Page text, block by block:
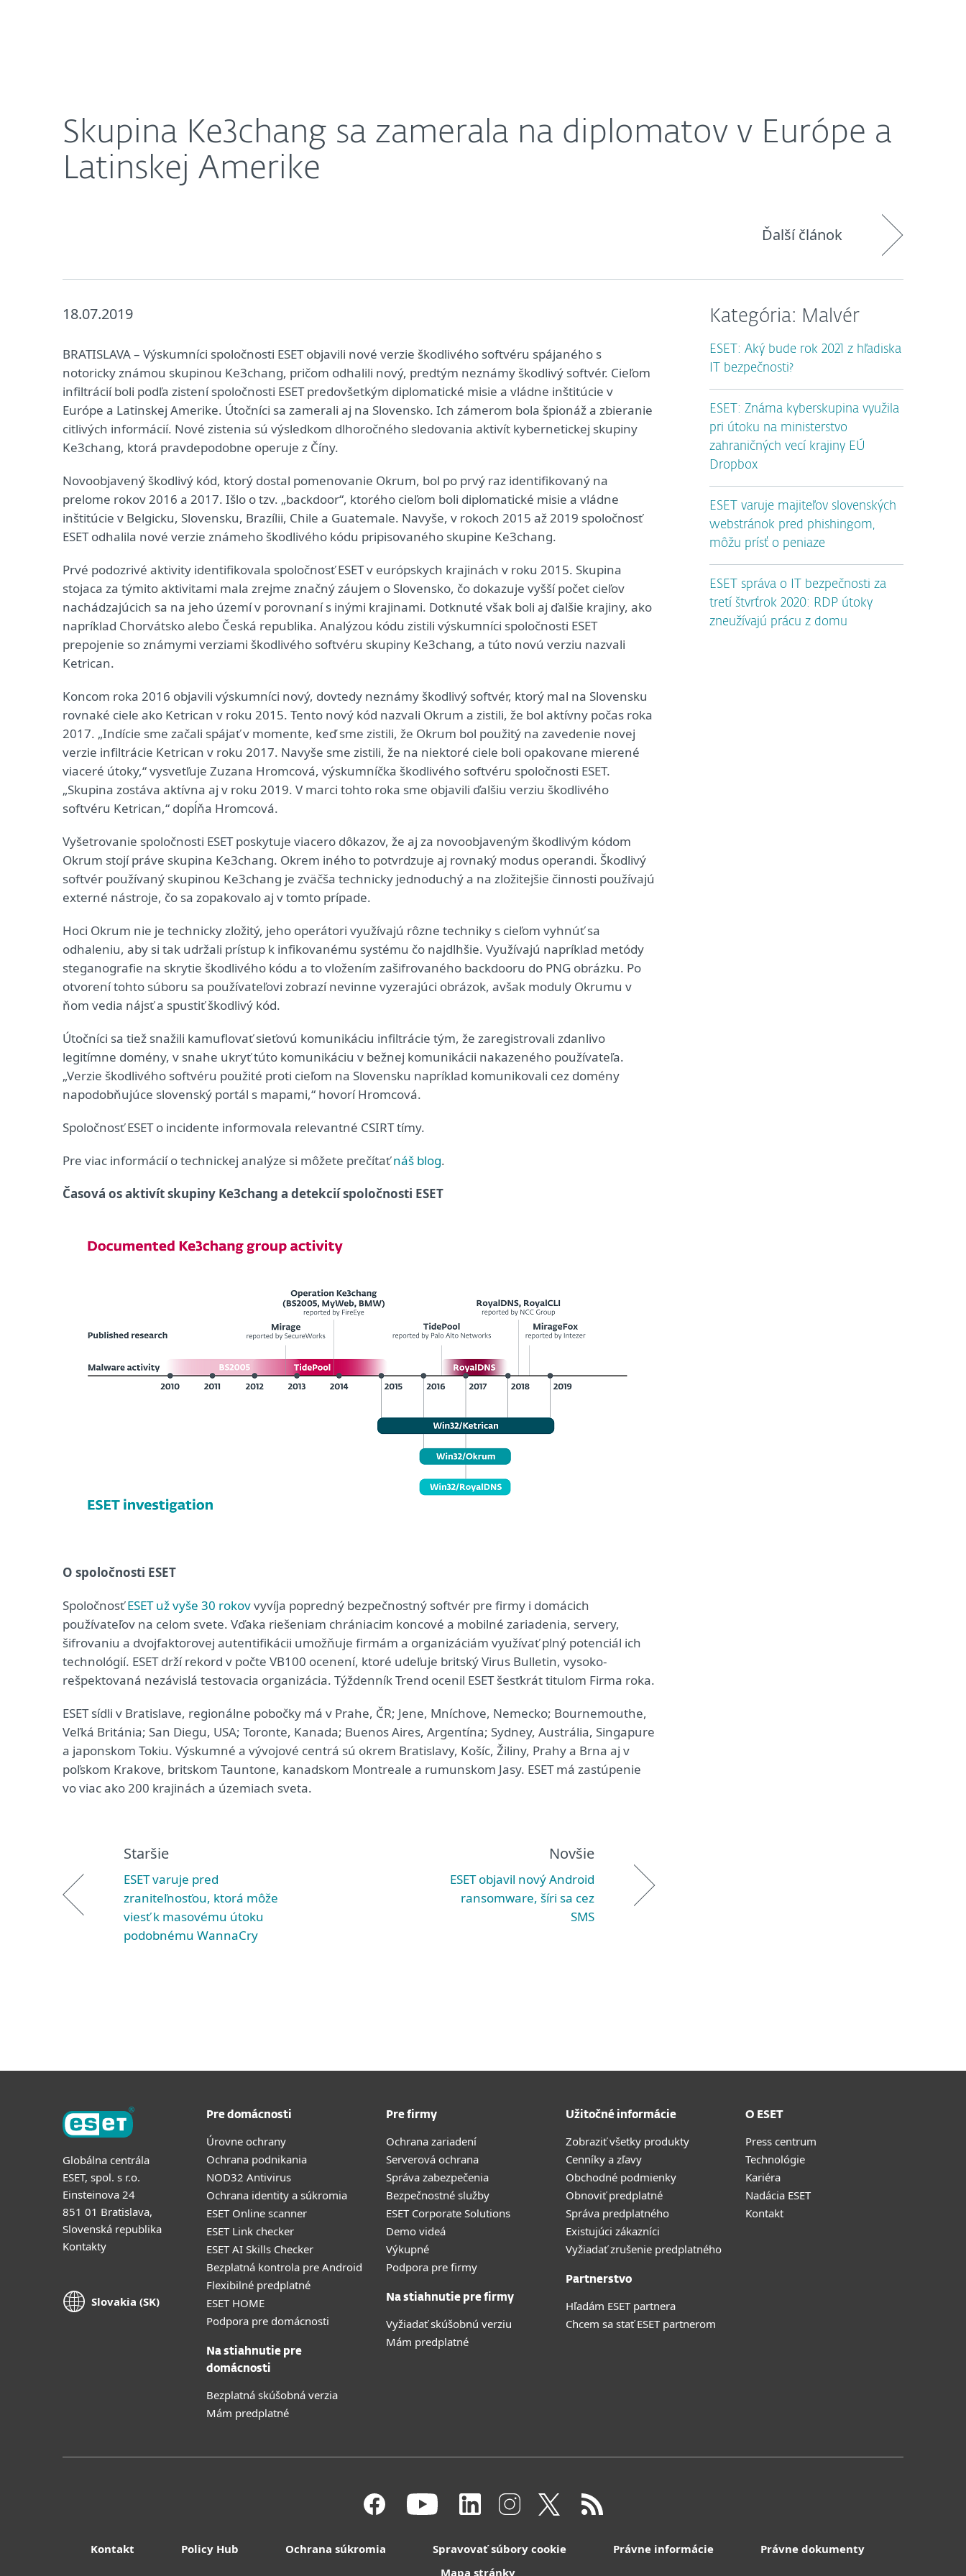
Skupina Ke3chang sa zamerala na diplomatov v Európe a
Latinskej Amerike
Ďalší článok
18.07.2019
BRATISLAVA – Výskumníci spoločnosti ESET objavili nové verzie škodlivého softvéru spájaného s
notoricky známou skupinou Ke3chang, pričom odhalili nový, predtým neznámy škodlivý softvér. Cieľom
infiltrácií boli podľa zistení spoločnosti ESET predovšetkým diplomatické misie a vládne inštitúcie v
Európe a Latinskej Amerike. Útočníci sa zamerali aj na Slovensko. Ich zámerom bola špionáž a zbieranie
citlivých informácií. Nové zistenia sú výsledkom dlhoročného sledovania aktivít kybernetickej skupiny
Ke3chang, ktorá pravdepodobne operuje z Číny.
Novoobjavený škodlivý kód, ktorý dostal pomenovanie Okrum, bol po prvý raz identifikovaný na
prelome rokov 2016 a 2017. Išlo o tzv. „backdoor“, ktorého cieľom boli diplomatické misie a vládne
inštitúcie v Belgicku, Slovensku, Brazílii, Chile a Guatemale. Navyše, v rokoch 2015 až 2019 spoločnosť
ESET odhalila nové verzie známeho škodlivého kódu pripisovaného skupine Ke3chang.
Prvé podozrivé aktivity identifikovala spoločnosť ESET v európskych krajinách v roku 2015. Skupina
stojaca za týmito aktivitami mala zrejme značný záujem o Slovensko, čo dokazuje vyšší počet cieľov
nachádzajúcich sa na jeho území v porovnaní s inými krajinami. Dotknuté však boli aj ďalšie krajiny, ako
napríklad Chorvátsko alebo Česká republika. Analýzou kódu zistili výskumníci spoločnosti ESET
prepojenie so známymi verziami škodlivého softvéru skupiny Ke3chang, a túto novú verziu nazvali
Ketrican.
Koncom roka 2016 objavili výskumníci nový, dovtedy neznámy škodlivý softvér, ktorý mal na Slovensku
rovnaké ciele ako Ketrican v roku 2015. Tento nový kód nazvali Okrum a zistili, že bol aktívny počas roka
2017. „Indície sme začali spájať v momente, keď sme zistili, že Okrum bol použitý na zavedenie novej
verzie infiltrácie Ketrican v roku 2017. Navyše sme zistili, že na niektoré ciele boli opakovane mierené
viaceré útoky,“ vysvetľuje Zuzana Hromcová, výskumníčka škodlivého softvéru spoločnosti ESET.
„Skupina zostáva aktívna aj v roku 2019. V marci tohto roka sme objavili ďalšiu verziu škodlivého
softvéru Ketrican,“ dopĺňa Hromcová.
Vyšetrovanie spoločnosti ESET poskytuje viacero dôkazov, že aj za novoobjaveným škodlivým kódom
Okrum stojí práve skupina Ke3chang. Okrem iného to potvrdzuje aj rovnaký modus operandi. Škodlivý
softvér používaný skupinou Ke3chang je zväčša technicky jednoduchý a na zložitejšie činnosti používajú
externé nástroje, čo sa zopakovalo aj v tomto prípade.
Hoci Okrum nie je technicky zložitý, jeho operátori využívajú rôzne techniky s cieľom vyhnúť sa
odhaleniu, aby si tak udržali prístup k infikovanému systému čo najdlhšie. Využívajú napríklad metódy
steganografie na skrytie škodlivého kódu a to vložením zašifrovaného backdooru do PNG obrázku. Po
otvorení tohto súboru sa používateľovi zobrazí nevinne vyzerajúci obrázok, avšak moduly Okrumu v
ňom vedia nájsť a spustiť škodlivý kód.
Útočníci sa tiež snažili kamuflovať sieťovú komunikáciu infiltrácie tým, že zaregistrovali zdanlivo
legitímne domény, v snahe ukryť túto komunikáciu v bežnej komunikácii nakazeného používateľa.
„Verzie škodlivého softvéru použité proti cieľom na Slovensku napríklad komunikovali cez domény
napodobňujúce slovenský portál s mapami,“ hovorí Hromcová.
Spoločnosť ESET o incidente informovala relevantné CSIRT tímy.
Pre viac informácií o technickej analýze si môžete prečítaťnáš blog.
Časová os aktivít skupiny Ke3chang a detekcií spoločnosti ESET
O spoločnosti ESET
SpoločnosťESET už vyše 30 rokovvyvíja popredný bezpečnostný softvér pre firmy i domácich
používateľov na celom svete. Vďaka riešeniam chrániacim koncové a mobilné zariadenia, servery,
šifrovaniu a dvojfaktorovej autentifikácii umožňuje firmám a organizáciám využívať plný potenciál ich
technológií. ESET drží rekord v počte VB100 ocenení, ktoré udeľuje britský Virus Bulletin, vysoko-
rešpektovaná nezávislá testovacia organizácia. Týždenník Trend ocenil ESET šesťkrát titulom Firma roka.
ESET sídli v Bratislave, regionálne pobočky má v Prahe, ČR; Jene, Mníchove, Nemecko; Bournemouthe,
Veľká Británia; San Diegu, USA; Toronte, Kanada; Buenos Aires, Argentína; Sydney, Austrália, Singapure
a japonskom Tokiu. Výskumné a vývojové centrá sú okrem Bratislavy, Košíc, Žiliny, Prahy a Brna aj v
poľskom Krakove, britskom Tauntone, kanadskom Montreale a rumunskom Jasy. ESET má zastúpenie
vo viac ako 200 krajinách a územiach sveta.
Staršie
ESET varuje pred
zraniteľnosťou, ktorá môže
viesť k masovému útoku
podobnému WannaCry
Novšie
ESET objavil nový Android
ransomware, šíri sa cez
SMS
Kategória: Malvér
ESET: Aký bude rok 2021 z hľadiska
IT bezpečnosti?
ESET: Známa kyberskupina využila
pri útoku na ministerstvo
zahraničných vecí krajiny EÚ
Dropbox
ESET varuje majiteľov slovenských
webstránok pred phishingom,
môžu prísť o peniaze
ESET správa o IT bezpečnosti za
tretí štvrťrok 2020: RDP útoky
zneužívajú prácu z domu
Globálna centrála
ESET, spol. s r.o.
Einsteinova 24
851 01 Bratislava,
Slovenská republika
Kontakty
Slovakia (SK)
Pre domácnosti
Úrovne ochrany
Ochrana podnikania
NOD32 Antivirus
Ochrana identity a súkromia
ESET Online scanner
ESET Link checker
ESET AI Skills Checker
Bezplatná kontrola pre Android
Flexibilné predplatné
ESET HOME
Podpora pre domácnosti
Na stiahnutie pre
domácnosti
Bezplatná skúšobná verzia
Mám predplatné
Pre firmy
Ochrana zariadení
Serverová ochrana
Správa zabezpečenia
Bezpečnostné služby
ESET Corporate Solutions
Demo videá
Výkupné
Podpora pre firmy
Na stiahnutie pre firmy
Vyžiadať skúšobnú verziu
Mám predplatné
Užitočné informácie
Zobraziť všetky produkty
Cenníky a zľavy
Obchodné podmienky
Obnoviť predplatné
Správa predplatného
Existujúci zákazníci
Vyžiadať zrušenie predplatného
Partnerstvo
Hľadám ESET partnera
Chcem sa stať ESET partnerom
O ESET
Press centrum
Technológie
Kariéra
Nadácia ESET
Kontakt
Kontakt Policy Hub Ochrana súkromia Spravovať súbory cookie Právne informácie
Právne dokumenty
Mapa stránky